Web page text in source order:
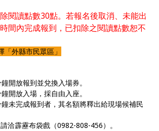
閱讀點數30點。若報名後取消、未能出
間內完成報到，已扣除之閱讀點數恕不
外縣市民眾區」
開放報到並兌換入場券。
開放入場，採自由入座。
未完成報到者，其名額將釋出給現場候補民
洽霹靂布袋戲（0982-808-456）。